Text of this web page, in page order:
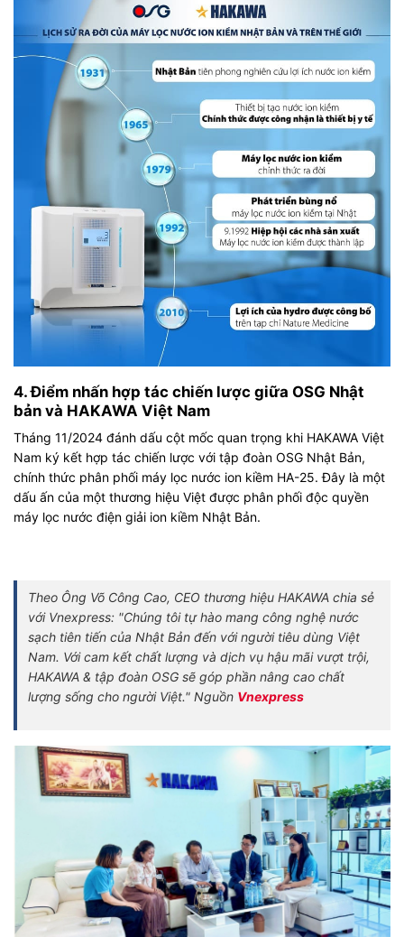
4. Điểm nhấn hợp tác chiến lược giữa OSG Nhật
bản và HAKAWA Việt Nam
Tháng 11/2024 đánh dấu cột mốc quan trọng khi HAKAWA Việt
Nam ký kết hợp tác chiến lược với tập đoàn OSG Nhật Bản,
chính thức phân phối máy lọc nước ion kiềm HA-25. Đây là một
dấu ấn của một thương hiệu Việt được phân phối độc quyền
máy lọc nước điện giải ion kiềm Nhật Bản.
Theo Ông Võ Công Cao, CEO thương hiệu HAKAWA chia sẻ
với Vnexpress: "Chúng tôi tự hào mang công nghệ nước
sạch tiên tiến của Nhật Bản đến với người tiêu dùng Việt
Nam. Với cam kết chất lượng và dịch vụ hậu mãi vượt trội,
HAKAWA & tập đoàn OSG sẽ góp phần nâng cao chất
lượng sống cho người Việt." Nguồn Vnexpress